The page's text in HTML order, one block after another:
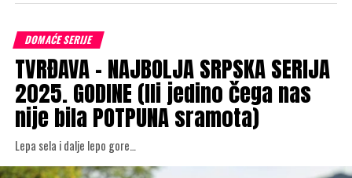
DOMAĆE SERIJE
TVRĐAVA – NAJBOLJA SRPSKA SERIJA
2025. GODINE (Ili jedino čega nas
nije bila POTPUNA sramota)
Lepa sela i dalje lepo gore…